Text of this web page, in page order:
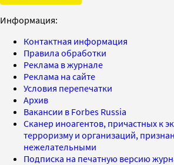
Информация:
Контактная информация
Правила обработки
Реклама в журнале
Реклама на сайте
Условия перепечатки
Архив
Вакансии в Forbes Russia
Сканер иноагентов, причастных к
терроризму и организаций,
нежелательными
Подписка на печатную версию